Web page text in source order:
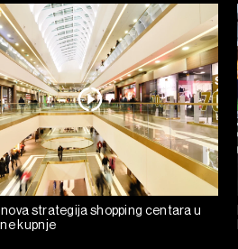
strategija shopping centara u
kupnje